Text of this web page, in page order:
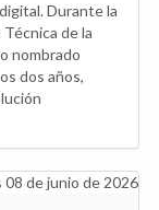
Durante la
de la
nombrado
dos años,
08 de junio de 2026